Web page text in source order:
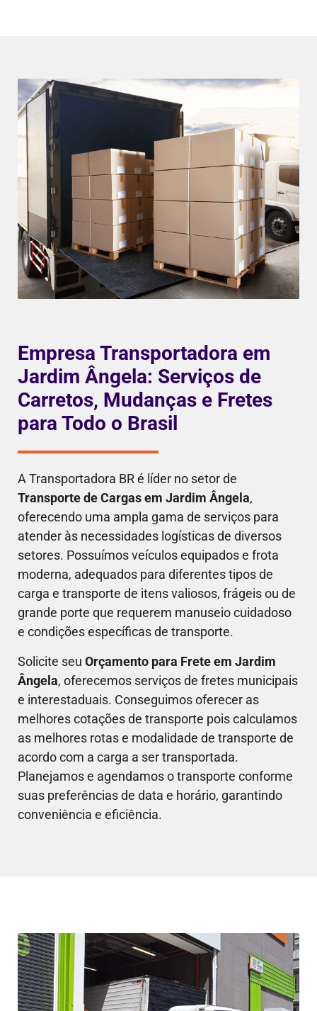
Empresa Transportadora em
Jardim Ângela: Serviços de
Carretos, Mudanças e Fretes
para Todo o Brasil
A Transportadora BR é líder no setor de
Transporte de Cargas em Jardim Ângela,
oferecendo uma ampla gama de serviços para
atender às necessidades logísticas de diversos
setores. Possuímos veículos equipados e frota
moderna, adequados para diferentes tipos de
carga e transporte de itens valiosos, frágeis ou de
grande porte que requerem manuseio cuidadoso
e condições específicas de transporte.
Solicite seu Orçamento para Frete em Jardim
Ângela, oferecemos serviços de fretes municipais
e interestaduais. Conseguimos oferecer as
melhores cotações de transporte pois calculamos
as melhores rotas e modalidade de transporte de
acordo com a carga a ser transportada.
Planejamos e agendamos o transporte conforme
suas preferências de data e horário, garantindo
conveniência e eficiência.